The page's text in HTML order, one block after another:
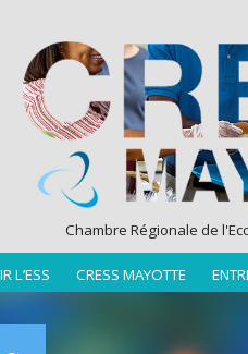
Chambre Régionale de
L’ESS CRESS MAYOTTE